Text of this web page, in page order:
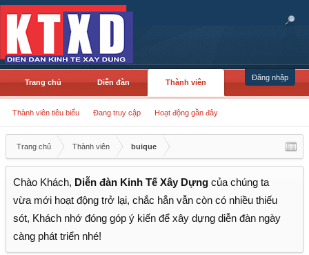
Đăng nhập
Trang chủ Diễn đàn Thành viên
Thành viên tiêu biểu Đang truy cập Hoạt động gần đây
Trang chủ Thành viên buique
Chào Khách, Diễn đàn Kinh Tế Xây Dựng của chúng ta
vừa mới hoạt động trở lại, chắc hẳn vẫn còn có nhiều thiếu
sót, Khách nhớ đóng góp ý kiến để xây dựng diễn đàn ngày
càng phát triển nhé!